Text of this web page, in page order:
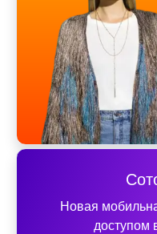
Новая
доступом